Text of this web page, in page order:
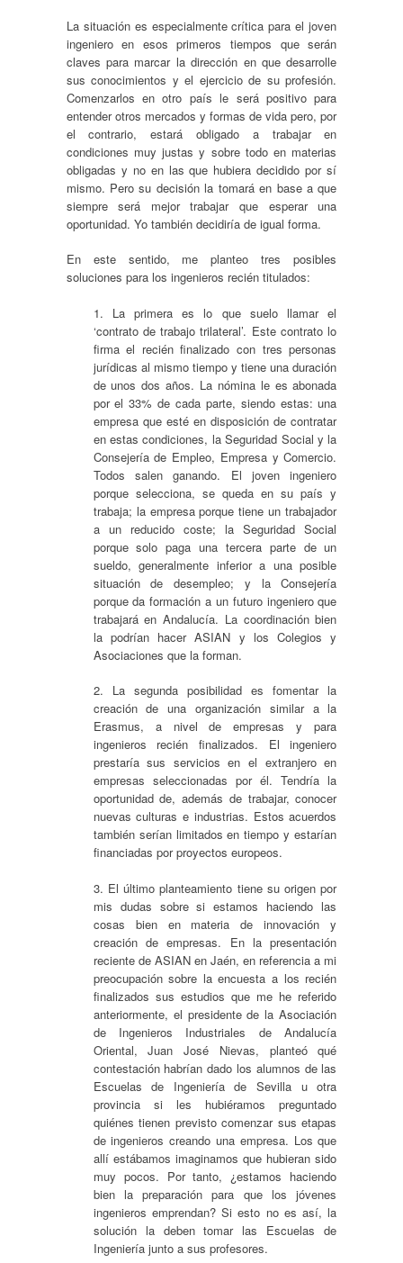
La situación es especialmente crítica para el joven
ingeniero en esos primeros tiempos que serán
claves para marcar la dirección en que desarrolle
sus conocimientos y el ejercicio de su profesión.
Comenzarlos en otro país le será positivo para
entender otros mercados y formas de vida pero, por
el contrario, estará obligado a trabajar en
condiciones muy justas y sobre todo en materias
obligadas y no en las que hubiera decidido por sí
mismo. Pero su decisión la tomará en base a que
siempre será mejor trabajar que esperar una
oportunidad. Yo también decidiría de igual forma.
En este sentido, me planteo tres posibles
soluciones para los ingenieros recién titulados:
1. La primera es lo que suelo llamar el
‘contrato de trabajo trilateral’. Este contrato lo
firma el recién finalizado con tres personas
jurídicas al mismo tiempo y tiene una duración
de unos dos años. La nómina le es abonada
por el 33% de cada parte, siendo estas: una
empresa que esté en disposición de contratar
en estas condiciones, la Seguridad Social y la
Consejería de Empleo, Empresa y Comercio.
Todos salen ganando. El joven ingeniero
porque selecciona, se queda en su país y
trabaja; la empresa porque tiene un trabajador
a un reducido coste; la Seguridad Social
porque solo paga una tercera parte de un
sueldo, generalmente inferior a una posible
situación de desempleo; y la Consejería
porque da formación a un futuro ingeniero que
trabajará en Andalucía. La coordinación bien
la podrían hacer ASIAN y los Colegios y
Asociaciones que la forman.
2. La segunda posibilidad es fomentar la
creación de una organización similar a la
Erasmus, a nivel de empresas y para
ingenieros recién finalizados. El ingeniero
prestaría sus servicios en el extranjero en
empresas seleccionadas por él. Tendría la
oportunidad de, además de trabajar, conocer
nuevas culturas e industrias. Estos acuerdos
también serían limitados en tiempo y estarían
financiadas por proyectos europeos.
3. El último planteamiento tiene su origen por
mis dudas sobre si estamos haciendo las
cosas bien en materia de innovación y
creación de empresas. En la presentación
reciente de ASIAN en Jaén, en referencia a mi
preocupación sobre la encuesta a los recién
finalizados sus estudios que me he referido
anteriormente, el presidente de la Asociación
de Ingenieros Industriales de Andalucía
Oriental, Juan José Nievas, planteó qué
contestación habrían dado los alumnos de las
Escuelas de Ingeniería de Sevilla u otra
provincia si les hubiéramos preguntado
quiénes tienen previsto comenzar sus etapas
de ingenieros creando una empresa. Los que
allí estábamos imaginamos que hubieran sido
muy pocos. Por tanto, ¿estamos haciendo
bien la preparación para que los jóvenes
ingenieros emprendan? Si esto no es así, la
solución la deben tomar las Escuelas de
Ingeniería junto a sus profesores.